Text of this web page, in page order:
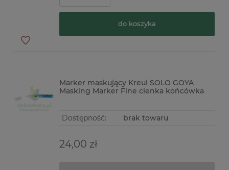
do koszyka
Marker maskujący Kreul SOLO GOYA
Masking Marker Fine cienka końcówka
Dostępność: brak towaru
24,00 zł